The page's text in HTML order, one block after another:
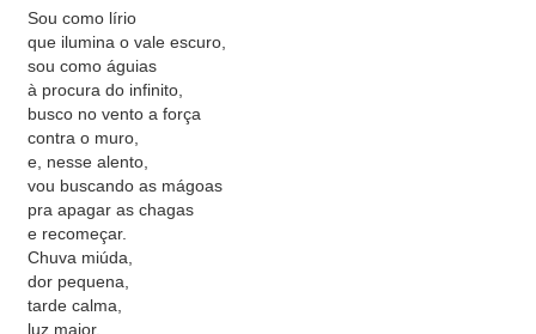
Sou como lírio
que ilumina o vale escuro,
sou como águias
à procura do infinito,
busco no vento a força
contra o muro,
e, nesse alento,
vou buscando as mágoas
pra apagar as chagas
e recomeçar.
Chuva miúda,
dor pequena,
tarde calma,
luz maior,